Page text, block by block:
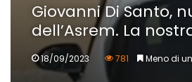
Giovanni Di Santo,
dell’Asrem. La
18/09/2023 781 Meno di